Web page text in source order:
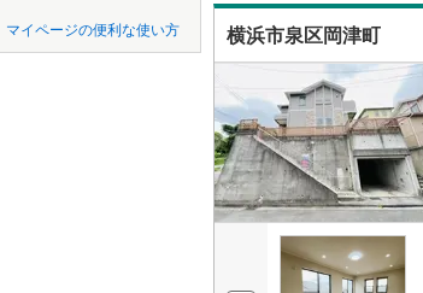
マイページの便利な使い方 横浜市泉区岡津町
四国
九州・沖縄
該当物件0件
該当物件0件
該当物件0件
該当物件0件
該当物件0件
該当物件0件